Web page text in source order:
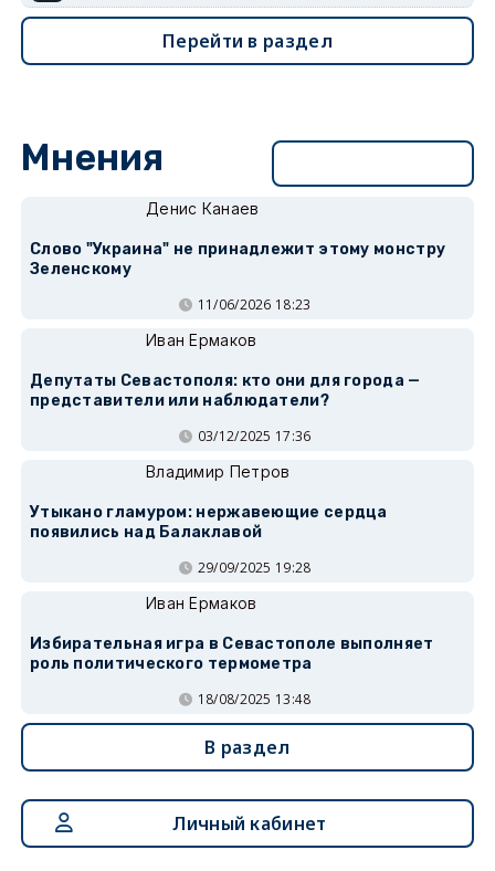
Перейти в раздел
Мнения
Денис Канаев
Слово "Украина" не принадлежит этому монстру
Зеленскому
11/06/2026 18:23
Иван Ермаков
Депутаты Севастополя: кто они для города —
представители или наблюдатели?
03/12/2025 17:36
Владимир Петров
Утыкано гламуром: нержавеющие сердца
появились над Балаклавой
29/09/2025 19:28
Иван Ермаков
Избирательная игра в Севастополе выполняет
роль политического термометра
18/08/2025 13:48
В раздел
Личный кабинет